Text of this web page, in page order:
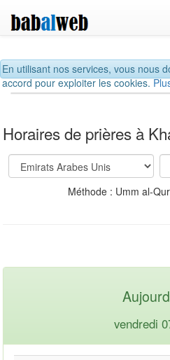
En utilisant nos services, vous nous
accord pour exploiter les cookies.
Horaires de prières à
Méthode : Umm al-
vendredi